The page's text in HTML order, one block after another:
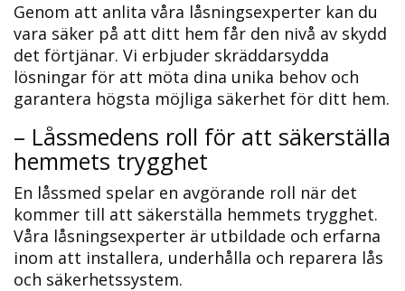
Genom att anlita våra låsningsexperter kan du
vara säker på att ditt hem får den nivå av skydd
det förtjänar.​ Vi erbjuder skräddarsydda
lösningar för att möta dina unika behov och
garantera högsta möjliga säkerhet för ditt hem.​
– Låssmedens roll för att säkerställa
hemmets trygghet
En låssmed spelar en avgörande roll när det
kommer till att säkerställa hemmets trygghet.
Våra låsningsexperter är utbildade och erfarna
inom att installera, underhålla och reparera lås
och säkerhetssystem.​